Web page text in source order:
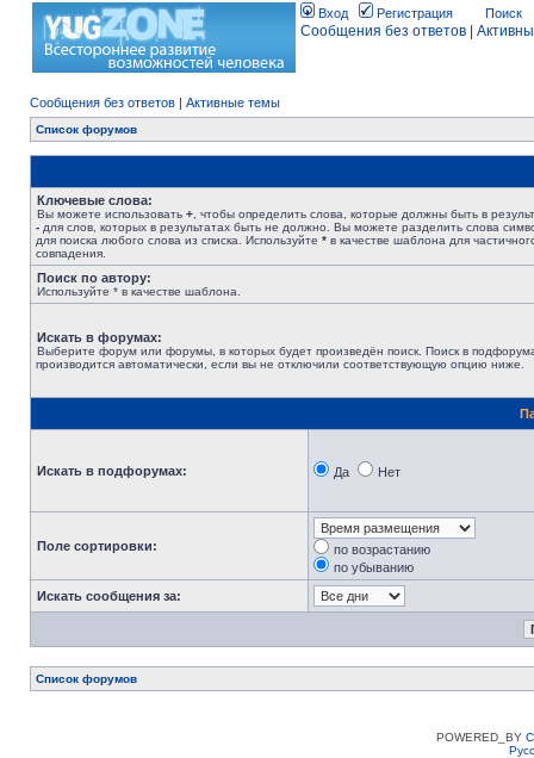
Вход Регистрация Поиск
Сообщения без ответов
Сообщения без ответов | Активные темы
Список форумов
Ключевые слова:
Вы можете использовать + , чтобы определить слова, которые должны быть в
- для слов, которых в результатах быть не должно. Вы можете разделить слова
для поиска любого слова из списка. Используйте * в качестве шаблона для
совпадения.
Поиск по автору:
Используйте * в качестве шаблона.
Искать в форумах:
Выберите форум или форумы, в которых будет произведён поиск. Поиск в
производится автоматически, если вы не отключили соответствующую опцию ниже.
Искать в подфорумах: Да Нет
Поле сортировки:
по возрастанию
по убыванию
Искать сообщения за:
Список форумов
POWERED_BY